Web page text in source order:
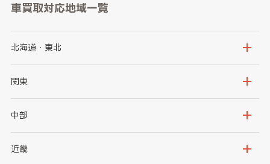
車買取対応地域一覧
北海道・東北
北海道
岩手県
秋田県
関東
茨城県
群馬県
中部
新潟県
近畿